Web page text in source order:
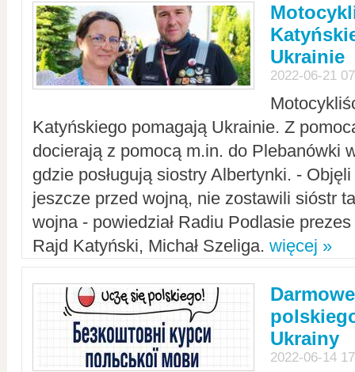
Ukrainie
2022-06-21
Katyńskiego pomagają Ukrainie. Z
docierają z pomocą m.in. do Plebanówki
gdzie posługują siostry Albertynki. -
jeszcze przed wojną, nie zostawili sióstr
wojna - powiedział Radiu Podlasie
Rajd Katyński, Michał Szeliga. więcej »
Ukrainy
2022-06-14